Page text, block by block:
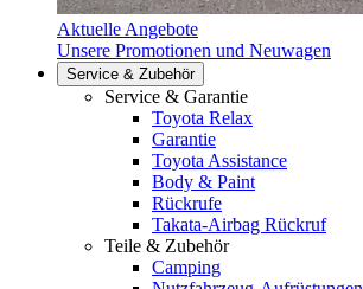
Aktuelle Angebote
Unsere Promotionen und Neuwagen
Service & Zubehör
Service & Garantie
Toyota Relax
Garantie
Toyota Assistance
Body & Paint
Rückrufe
Takata-Airbag Rückruf
Teile & Zubehör
Camping